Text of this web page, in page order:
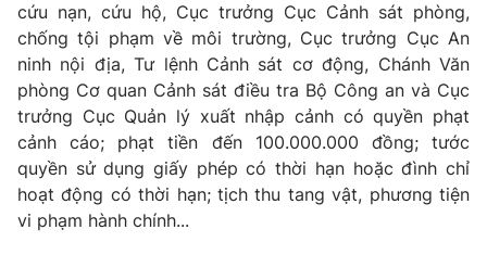
cứu nạn, cứu hộ, Cục trưởng Cục Cảnh sát phòng,
chống tội phạm về môi trường, Cục trưởng Cục An
ninh nội địa, Tư lệnh Cảnh sát cơ động, Chánh Văn
phòng Cơ quan Cảnh sát điều tra Bộ Công an và Cục
trưởng Cục Quản lý xuất nhập cảnh có quyền phạt
cảnh cáo; phạt tiền đến 100.000.000 đồng; tước
quyền sử dụng giấy phép có thời hạn hoặc đình chỉ
hoạt động có thời hạn; tịch thu tang vật, phương tiện
vi phạm hành chính...